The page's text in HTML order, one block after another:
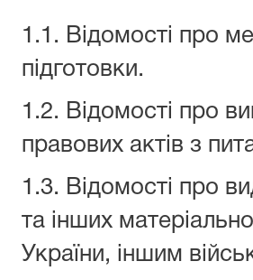
1.1. Відомості про
підготовки.
1.2. Відомості про
правових актів з
1.3. Відомості про
та інших
України, іншим